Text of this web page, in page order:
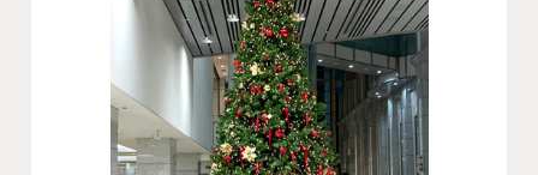
役員一覧
グループ会社